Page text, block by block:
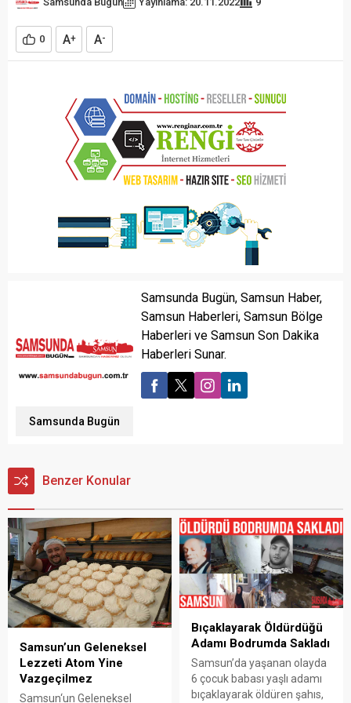
0 A+ A-
Samsunda Bugün
Samsunda Bugün, Samsun Haber,
Samsun Haberleri, Samsun Bölge
Haberleri ve Samsun Son Dakika
Haberleri Sunar.
Benzer Konular
Samsun’un Geleneksel
Lezzeti Atom Yine
Vazgeçilmez
Samsun‘un Geleneksel
Bıçaklayarak Öldürdüğü
Adamı Bodrumda Sakladı
Samsun’da yaşanan olayda
6 çocuk babası yaşlı adamı
bıçaklayarak öldüren şahıs,